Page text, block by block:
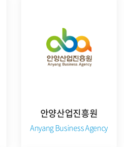
안양산업진흥원
Anyang Business Agency